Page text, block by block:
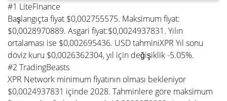
#1 LiteFinance
Başlangıçta fiyat $0,002755575. Maksimum fiyat:
$0,0028970889. Asgari fiyat:$0,0024937831. Yılın
ortalaması ise $0,002695436. USD tahminiXPR Yıl sonu
döviz kuru $0,0026362304, yıl için değişiklik -5.05%.
#2 TradingBeasts
XPR Network minimum fiyatının olması bekleniyor
$0,0024937831 içinde 2028. Tahminlere göre maksimum